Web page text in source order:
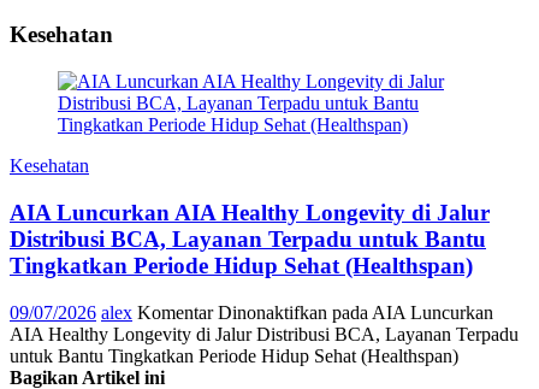
Kesehatan
Kesehatan
AIA Luncurkan AIA Healthy Longevity di Jalur
Distribusi BCA, Layanan Terpadu untuk Bantu
Tingkatkan Periode Hidup Sehat (Healthspan)
09/07/2026 alex Komentar Dinonaktifkan pada AIA Luncurkan
AIA Healthy Longevity di Jalur Distribusi BCA, Layanan Terpadu
untuk Bantu Tingkatkan Periode Hidup Sehat (Healthspan)
Bagikan Artikel ini